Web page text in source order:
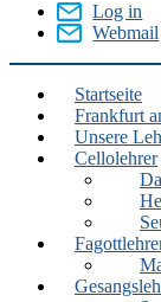
User
Menu
Log in
Webmail
Frankfurt
am
Startseite
Frankfurt
Unsere
Cellolehrer